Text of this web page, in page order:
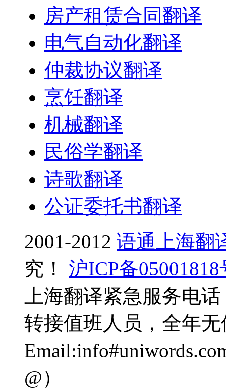
房产租赁合同翻译
电气自动化翻译
仲裁协议翻译
烹饪翻译
机械翻译
民俗学翻译
诗歌翻译
公证委托书翻译
2001-2012 语通上海翻
究！
沪ICP备05001818
上海翻译紧急服务电
转接值班人员，全年无
@）